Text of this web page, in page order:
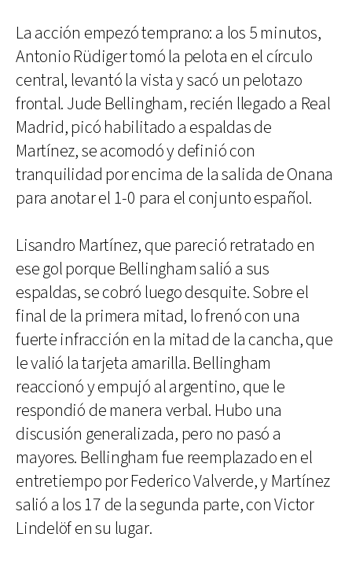
La acción empezó temprano: a los 5 minutos,
Antonio Rüdiger tomó la pelota en el círculo
central, levantó la vista y sacó un pelotazo
frontal. Jude Bellingham, recién llegado a Real
Madrid, picó habilitado a espaldas de
Martínez, se acomodó y definió con
tranquilidad por encima de la salida de Onana
para anotar el 1-0 para el conjunto español.
Lisandro Martínez, que pareció retratado en
ese gol porque Bellingham salió a sus
espaldas, se cobró luego desquite. Sobre el
final de la primera mitad, lo frenó con una
fuerte infracción en la mitad de la cancha, que
le valió la tarjeta amarilla. Bellingham
reaccionó y empujó al argentino, que le
respondió de manera verbal. Hubo una
discusión generalizada, pero no pasó a
mayores. Bellingham fue reemplazado en el
entretiempo por Federico Valverde, y Martínez
salió a los 17 de la segunda parte, con Victor
Lindelöf en su lugar.